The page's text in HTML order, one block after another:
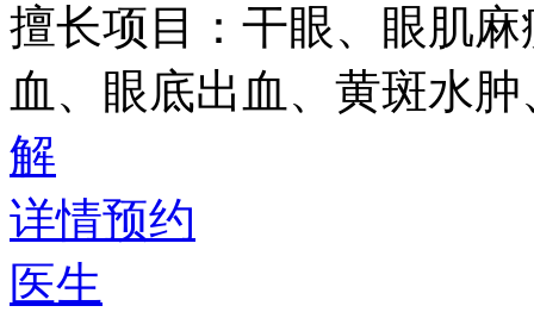
擅长项目： 干眼、眼肌
血、眼底出血、黄斑水
解
详情预约
医生